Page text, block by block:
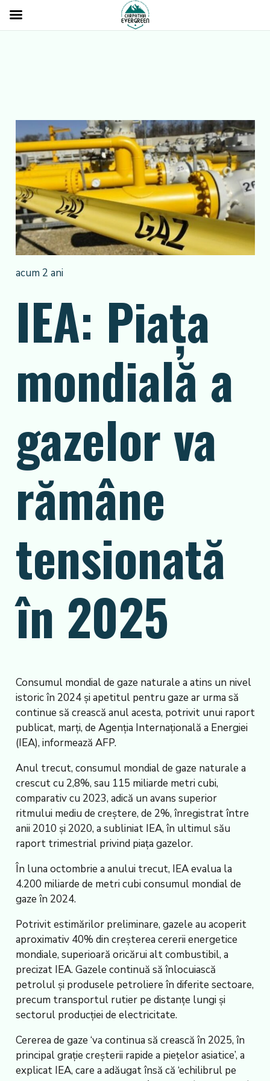
acum 2 ani
IEA: Piața
mondială a
gazelor va
rămâne
tensionată
în 2025
Consumul mondial de gaze naturale a atins un nivel
istoric în 2024 și apetitul pentru gaze ar urma să
continue să crească anul acesta, potrivit unui raport
publicat, marți, de Agenția Internațională a Energiei
(IEA), informează AFP.
Anul trecut, consumul mondial de gaze naturale a
crescut cu 2,8%, sau 115 miliarde metri cubi,
comparativ cu 2023, adică un avans superior
ritmului mediu de creștere, de 2%, înregistrat între
anii 2010 și 2020, a subliniat IEA, în ultimul său
raport trimestrial privind piața gazelor.
În luna octombrie a anului trecut, IEA evalua la
4.200 miliarde de metri cubi consumul mondial de
gaze în 2024.
Potrivit estimărilor preliminare, gazele au acoperit
aproximativ 40% din creșterea cererii energetice
mondiale, superioară oricărui alt combustibil, a
precizat IEA. Gazele continuă să înlocuiască
petrolul și produsele petroliere în diferite sectoare,
precum transportul rutier pe distanțe lungi și
sectorul producției de electricitate.
Cererea de gaze ‘va continua să crească în 2025, în
principal grație creșterii rapide a piețelor asiatice’, a
explicat IEA, care a adăugat însă că ‘echilibrul pe